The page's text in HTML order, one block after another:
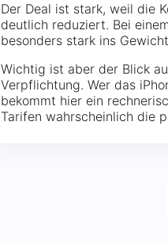
Der Deal ist stark, weil die
deutlich reduziert. Bei
besonders stark ins
Wichtig ist aber der Blick
Verpflichtung. Wer das
bekommt hier ein
Tarifen wahrscheinlich die